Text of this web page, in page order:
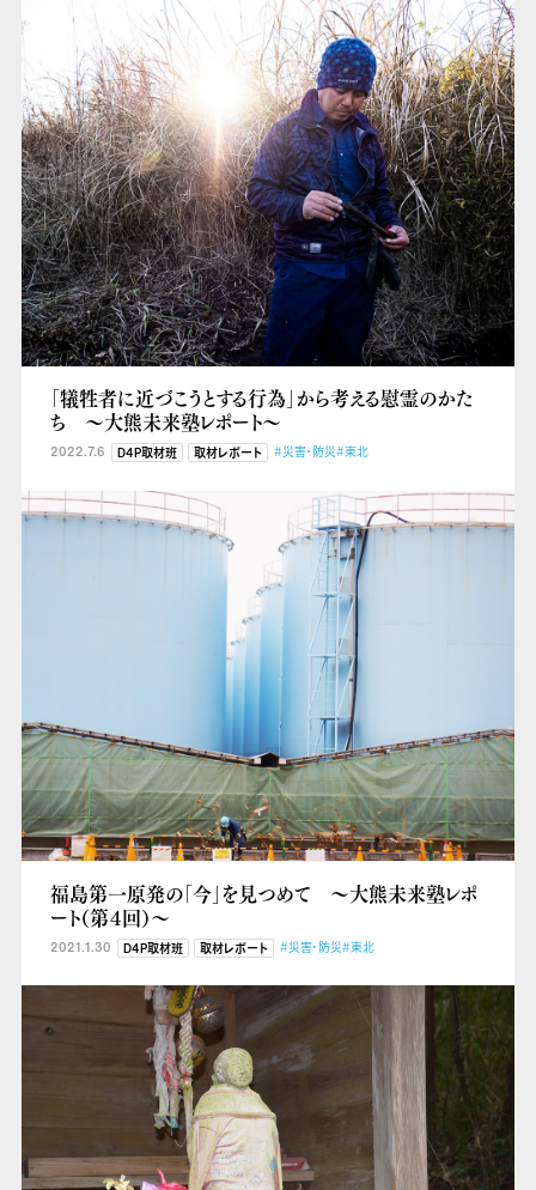
「犠牲者に近づこうとする行為」から考える慰霊のかた
ち 〜大熊未来塾レポート〜
2022.7.6 D4P取材班 取材レポート #災害・防災#東北
福島第一原発の「今」を見つめて ～大熊未来塾レポ
ート（第４回）～
2021.1.30 D4P取材班 取材レポート #災害・防災#東北